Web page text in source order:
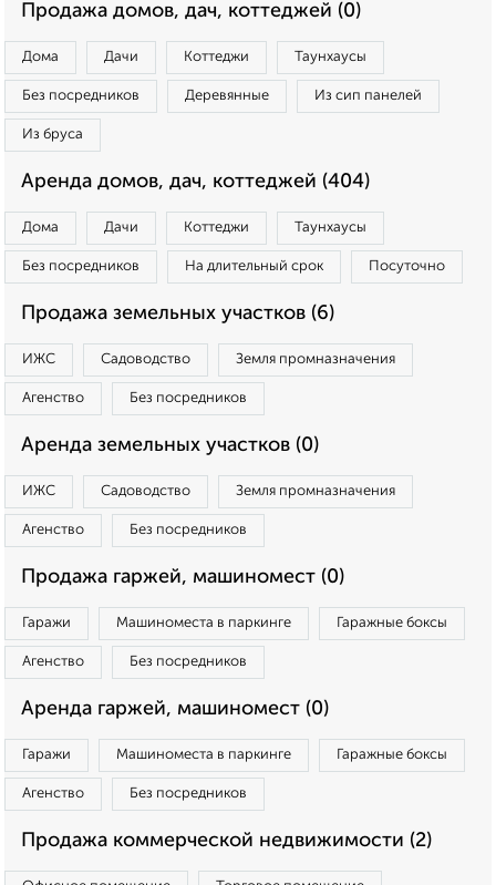
Продажа домов, дач, коттеджей (0)
Дома Дачи Коттеджи Таунхаусы
Без посредников Деревянные Из сип панелей
Из бруса
Аренда домов, дач, коттеджей (404)
Дома Дачи Коттеджи Таунхаусы
Без посредников На длительный срок Посуточно
Продажа земельных участков (6)
ИЖС Садоводство Земля промназначения
Агенство Без посредников
Аренда земельных участков (0)
ИЖС Садоводство Земля промназначения
Агенство Без посредников
Продажа гаржей, машиномест (0)
Гаражи Машиноместа в паркинге Гаражные боксы
Агенство Без посредников
Аренда гаржей, машиномест (0)
Гаражи Машиноместа в паркинге Гаражные боксы
Агенство Без посредников
Продажа коммерческой недвижимости (2)